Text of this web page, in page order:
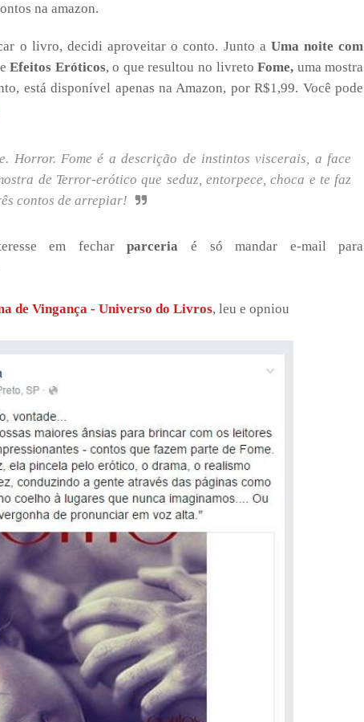
na amazon.
o livro, decidi aproveitar o conto. Junto a Uma noite com
eEfeitos Eróticos, o que resultou no livretoFome, uma mostra
está disponível apenas na Amazon, por R$1,99. Você pode
Horror. Fome é a descrição de instintos viscerais, a face
de Terror-erótico que seduz, entorpece, choca e te faz
contos de arrepiar!
em fecharparceria é só mandar e-mail para
de Vingança - Universo do Livros, leu e opniou